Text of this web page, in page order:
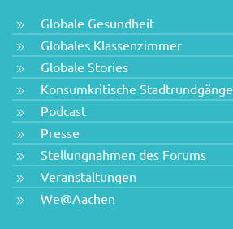
Globale Gesundheit
Globales Klassenzimmer
Globale Stories
Konsumkritische Stadtrundgänge
Podcast
Presse
Stellungnahmen des Forums
Veranstaltungen
We@Aachen